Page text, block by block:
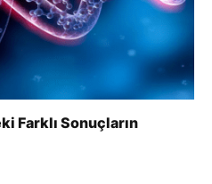
Farklı Sonuçların